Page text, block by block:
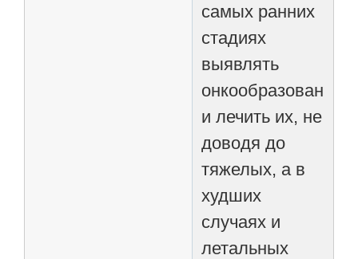
самых ранних
стадиях
выявлять
онкообразования
и лечить их, не
доводя до
тяжелых, а в
худших
случаях и
летальных